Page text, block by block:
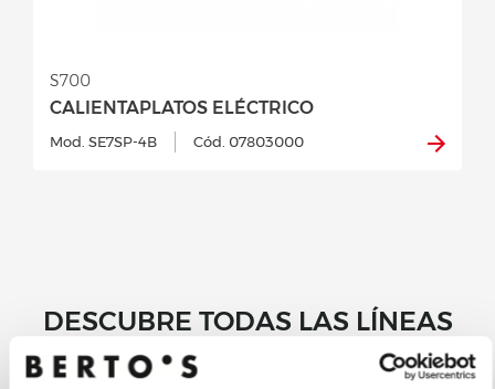
CALIENTAPLATOS ELÉCTRICO
S700
Mod. SE7SP-4B Cód. 07803000
DESCUBRE TODAS LAS LÍNEAS
DE LÍNEA PREMIUM